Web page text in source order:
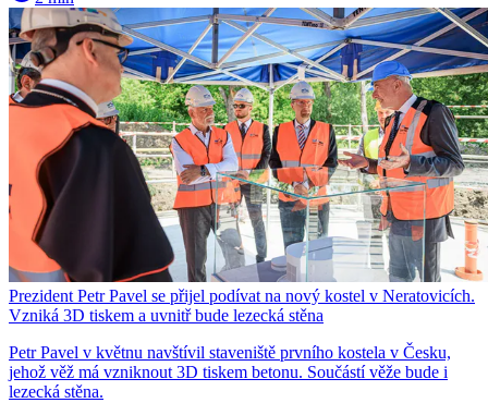
Prezident Petr Pavel se přijel podívat na nový kostel v Neratovicích.
Vzniká 3D tiskem a uvnitř bude lezecká stěna
Petr Pavel v květnu navštívil staveniště prvního kostela v Česku,
jehož věž má vzniknout 3D tiskem betonu. Součástí věže bude i
lezecká stěna.